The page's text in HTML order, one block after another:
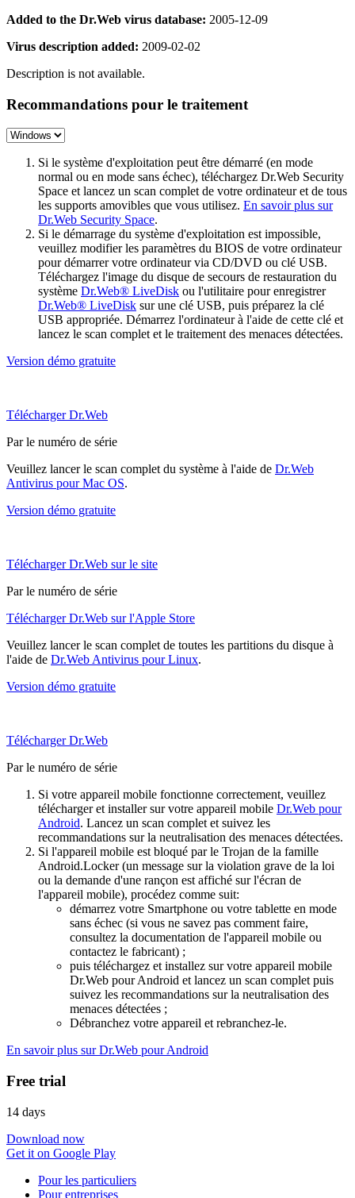
Added to the Dr.Web virus database: 2005-12-09
Virus description added: 2009-02-02
Description is not available.
Recommandations pour le traitement
Si le système d'exploitation peut être démarré (en mode
normal ou en mode sans échec), téléchargez Dr.Web Security
Space et lancez un scan complet de votre ordinateur et de tous
les supports amovibles que vous utilisez. En savoir plus sur
Dr.Web Security Space.
Si le démarrage du système d'exploitation est impossible,
veuillez modifier les paramètres du BIOS de votre ordinateur
pour démarrer votre ordinateur via CD/DVD ou clé USB.
Téléchargez l'image du disque de secours de restauration du
système Dr.Web® LiveDisk ou l'utilitaire pour enregistrer
Dr.Web® LiveDisk sur une clé USB, puis préparez la clé
USB appropriée. Démarrez l'ordinateur à l'aide de cette clé et
lancez le scan complet et le traitement des menaces détectées.
Version démo gratuite
Télécharger Dr.Web
Par le numéro de série
Veuillez lancer le scan complet du système à l'aide de Dr.Web
Antivirus pour Mac OS.
Version démo gratuite
Télécharger Dr.Web sur le site
Par le numéro de série
Télécharger Dr.Web sur l'Apple Store
Veuillez lancer le scan complet de toutes les partitions du disque à
l'aide de Dr.Web Antivirus pour Linux.
Version démo gratuite
Télécharger Dr.Web
Par le numéro de série
Si votre appareil mobile fonctionne correctement, veuillez
télécharger et installer sur votre appareil mobile Dr.Web pour
Android. Lancez un scan complet et suivez les
recommandations sur la neutralisation des menaces détectées.
Si l'appareil mobile est bloqué par le Trojan de la famille
Android.Locker (un message sur la violation grave de la loi
ou la demande d'une rançon est affiché sur l'écran de
l'appareil mobile), procédez comme suit:
démarrez votre Smartphone ou votre tablette en mode
sans échec (si vous ne savez pas comment faire,
consultez la documentation de l'appareil mobile ou
contactez le fabricant) ;
puis téléchargez et installez sur votre appareil mobile
Dr.Web pour Android et lancez un scan complet puis
suivez les recommandations sur la neutralisation des
menaces détectées ;
Débranchez votre appareil et rebranchez-le.
En savoir plus sur Dr.Web pour Android
Free trial
14 days
Download now
Get it on Google Play
Pour les particuliers
Pour entreprises